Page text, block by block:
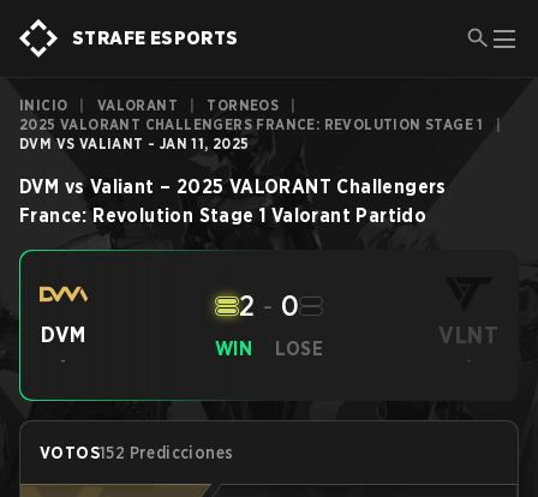
STRAFE ESPORTS
INICIO VALORANT TORNEOS
2025 VALORANT CHALLENGERS FRANCE: REVOLUTION STAGE 1
DVM VS VALIANT - JAN 11, 2025
DVM vs Valiant – 2025 VALORANT Challengers
France: Revolution Stage 1 Valorant Partido
DVM
-
WIN
2 - 0
LOSE VLNT
-
VOTOS152 Predicciones